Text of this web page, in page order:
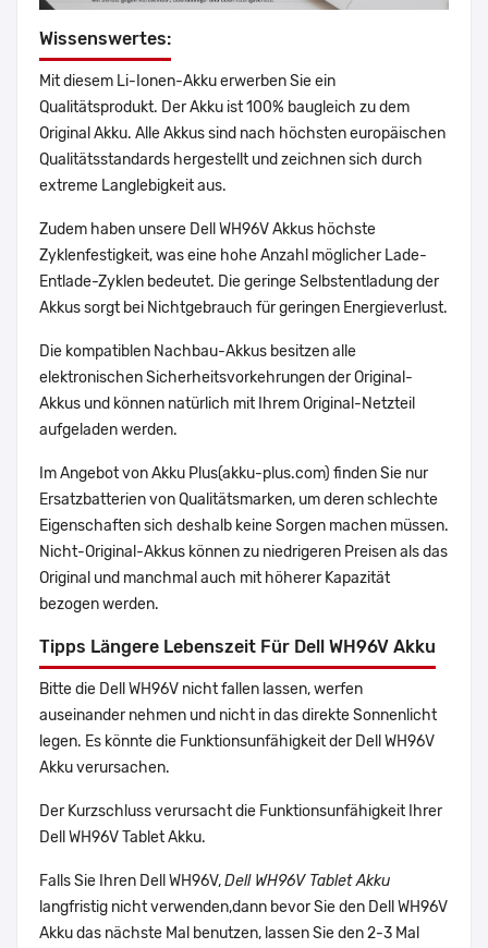
Wissenswertes:
Mit diesem Li-Ionen-Akku erwerben Sie ein
Qualitätsprodukt. Der Akku ist 100% baugleich zu dem
Original Akku. Alle Akkus sind nach höchsten europäischen
Qualitätsstandards hergestellt und zeichnen sich durch
extreme Langlebigkeit aus.
Zudem haben unsere Dell WH96V Akkus höchste
Zyklenfestigkeit, was eine hohe Anzahl möglicher Lade-
Entlade-Zyklen bedeutet. Die geringe Selbstentladung der
Akkus sorgt bei Nichtgebrauch für geringen Energieverlust.
Die kompatiblen Nachbau-Akkus besitzen alle
elektronischen Sicherheitsvorkehrungen der Original-
Akkus und können natürlich mit Ihrem Original-Netzteil
aufgeladen werden.
Im Angebot von Akku Plus(akku-plus.com) finden Sie nur
Ersatzbatterien von Qualitätsmarken, um deren schlechte
Eigenschaften sich deshalb keine Sorgen machen müssen.
Nicht-Original-Akkus können zu niedrigeren Preisen als das
Original und manchmal auch mit höherer Kapazität
bezogen werden.
Tipps Längere Lebenszeit Für Dell WH96V Akku
Bitte die Dell WH96V nicht fallen lassen, werfen
auseinander nehmen und nicht in das direkte Sonnenlicht
legen. Es könnte die Funktionsunfähigkeit der Dell WH96V
Akku verursachen.
Der Kurzschluss verursacht die Funktionsunfähigkeit Ihrer
Dell WH96V Tablet Akku.
Falls Sie Ihren Dell WH96V,Dell WH96V Tablet Akku
langfristig nicht verwenden,dann bevor Sie den Dell WH96V
Akku das nächste Mal benutzen, lassen Sie den 2-3 Mal